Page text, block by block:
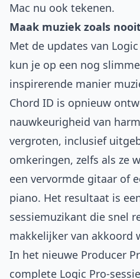
Mac nu ook tekenen.
Maak muziek zoals
Met de updates van
kun je op een nog
inspirerende manier
Chord ID is opnieuw
nauwkeurigheid van
vergroten, inclusief
omkeringen, zelfs als ze
een vervormde gitaar of
piano. Het resultaat is
sessiemuzikant die snel
makkelijker van akkoord
In het nieuwe Producer
complete Logic Pro-